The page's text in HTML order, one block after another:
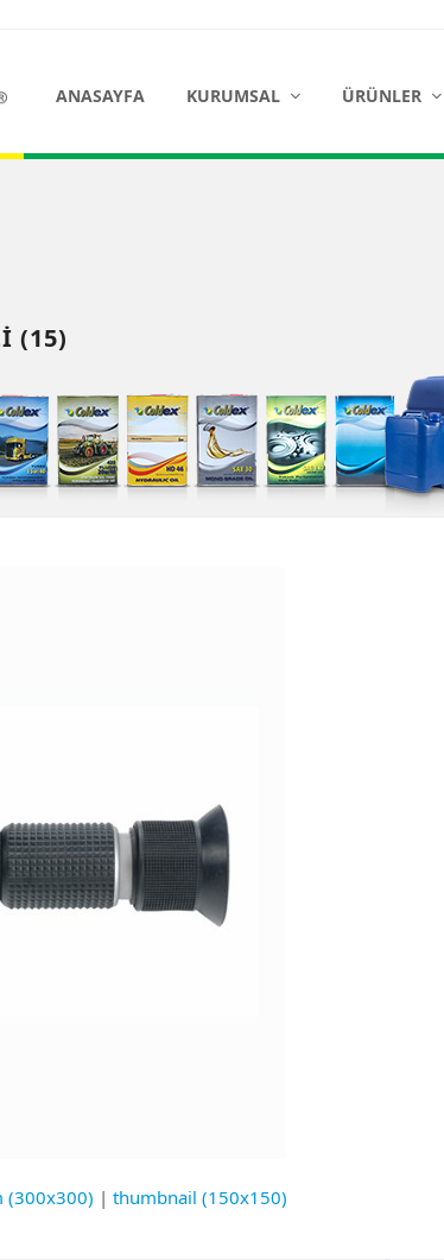
ANASAYFA KURUMSAL ÜRÜNLER
(15)
(300x300) | thumbnail (150x150)